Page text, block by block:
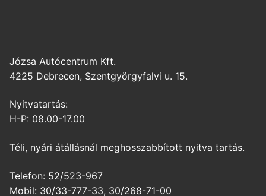
Józsa Autócentrum Kft.
4225 Debrecen, Szentgyörgyfalvi u. 15.
Nyitvatartás:
H-P: 08.00-17.00
Téli, nyári átállásnál meghosszabbított nyitva tartás.
Telefon: 52/523-967
Mobil: 30/33-777-33, 30/268-71-00